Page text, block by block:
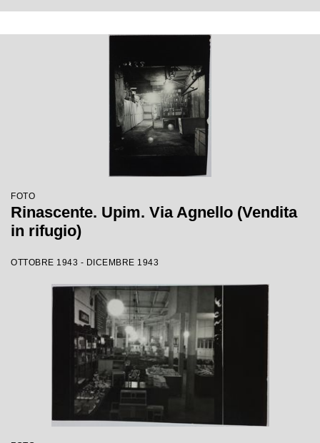
FOTO
Rinascente. Upim. Via Agnello (Vendita
in rifugio)
OTTOBRE 1943 - DICEMBRE 1943